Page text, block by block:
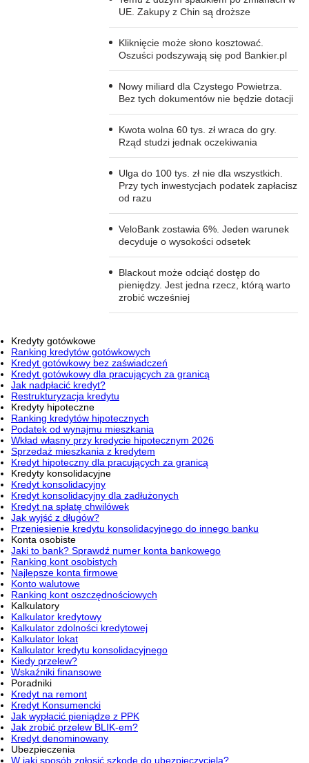
UE. Zakupy z Chin są droższe
Kliknięcie może słono kosztować.
Oszuści podszywają się pod Bankier.pl
Nowy miliard dla Czystego Powietrza.
Bez tych dokumentów nie będzie dotacji
Kwota wolna 60 tys. zł wraca do gry.
Rząd studzi jednak oczekiwania
Ulga do 100 tys. zł nie dla wszystkich.
Przy tych inwestycjach podatek zapłacisz
od razu
VeloBank zostawia 6%. Jeden warunek
decyduje o wysokości odsetek
Blackout może odciąć dostęp do
pieniędzy. Jest jedna rzecz, którą warto
zrobić wcześniej
Kredyty gotówkowe
Ranking kredytów gotówkowych
Kredyt gotówkowy bez zaświadczeń
Kredyt gotówkowy dla pracujących za granicą
Jak nadpłacić kredyt?
Restrukturyzacja kredytu
Kredyty hipoteczne
Ranking kredytów hipotecznych
Podatek od wynajmu mieszkania
Wkład własny przy kredycie hipotecznym 2026
Sprzedaż mieszkania z kredytem
Kredyt hipoteczny dla pracujących za granicą
Kredyty konsolidacyjne
Kredyt konsolidacyjny
Kredyt konsolidacyjny dla zadłużonych
Kredyt na spłatę chwilówek
Jak wyjść z długów?
Przeniesienie kredytu konsolidacyjnego do innego banku
Konta osobiste
Jaki to bank? Sprawdź numer konta bankowego
Ranking kont osobistych
Najlepsze konta firmowe
Konto walutowe
Ranking kont oszczędnościowych
Kalkulatory
Kalkulator kredytowy
Kalkulator zdolności kredytowej
Kalkulator lokat
Kalkulator kredytu konsolidacyjnego
Kiedy przelew?
Wskaźniki finansowe
Poradniki
Kredyt na remont
Kredyt Konsumencki
Jak wypłacić pieniądze z PPK
Jak zrobić przelew BLIK-em?
Kredyt denominowany
Ubezpieczenia
W jaki sposób zgłosić szkodę do ubezpieczyciela?